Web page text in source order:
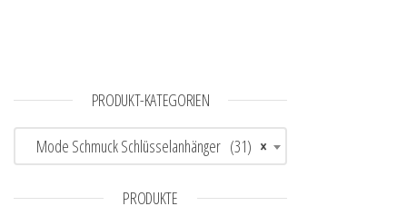
PRODUKT-KATEGORIEN
×
Mode Schmuck Schlüsselanhänger (31)
PRODUKTE